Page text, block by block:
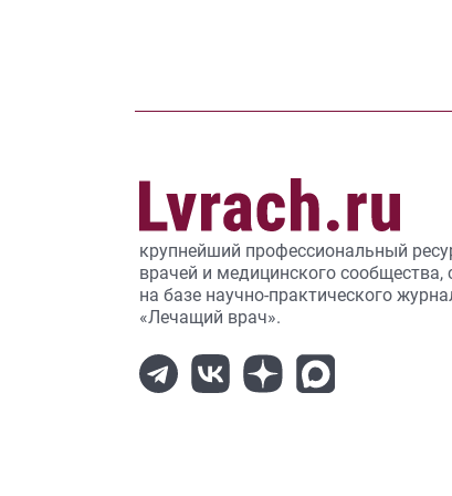
крупнейший профессиональный
врачей и медицинского сообщества,
на базе научно-практического
«Лечащий врач».